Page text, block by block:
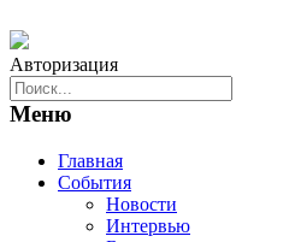
Авторизация
Меню
Главная
События
Новости
Интервью